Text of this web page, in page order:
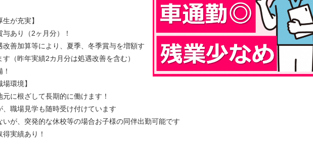
生が充実】
与あり（2ヶ月分）！
改善加算等により、夏季、冬季賞与を増額す
す（昨年実績2カ月分は処遇改善を含む）
場環境】
元に根ざして長期的に働けます！
、職場見学も随時受け付けています
いが、突発的な休校等の場合お子様の同伴出勤可能です
得実績あり！